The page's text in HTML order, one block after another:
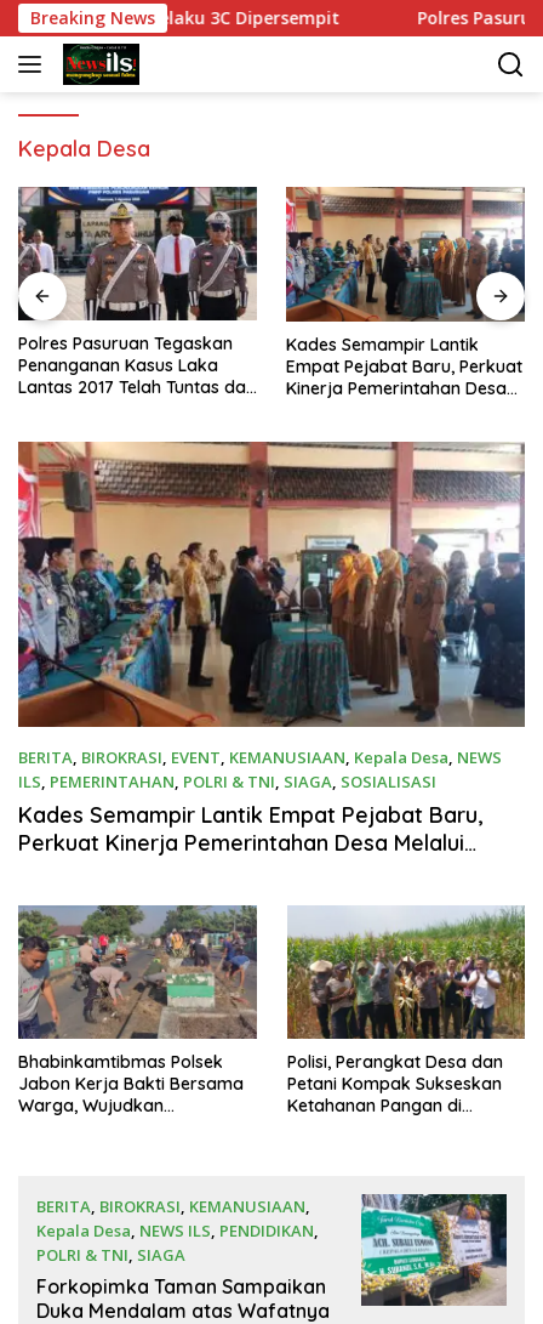
Langsung
ke
konten
Breaking News
Gerak Pelaku 3C Dipersempit Polres Pasuruan
Kepala Desa
Polres Pasuruan Tegaskan
Penanganan Kasus Laka
Lantas 2017 Telah Tuntas dan
Kades Semampir Lantik
Empat Pejabat Baru, Perkuat
Kinerja Pemerintahan Desa
BERITA, BIROKRASI, EVENT, KEMANUSIAAN, Kepala Desa, NEWS
ILS, PEMERINTAHAN, POLRI & TNI, SIAGA, SOSIALISASI
6 Agustus 2026
Kades Semampir Lantik Empat Pejabat Baru,
Perkuat Kinerja Pemerintahan Desa Melalui
Bhabinkamtibmas Polsek
Jabon Kerja Bakti Bersama
Warga, Wujudkan
Polisi, Perangkat Desa dan
Petani Kompak Sukseskan
Ketahanan Pangan di
BERITA, BIROKRASI, KEMANUSIAAN,
Kepala Desa, NEWS ILS, PENDIDIKAN,
POLRI & TNI, SIAGA
22 Juli 2026
Forkopimka Taman Sampaikan
Duka Mendalam atas Wafatnya